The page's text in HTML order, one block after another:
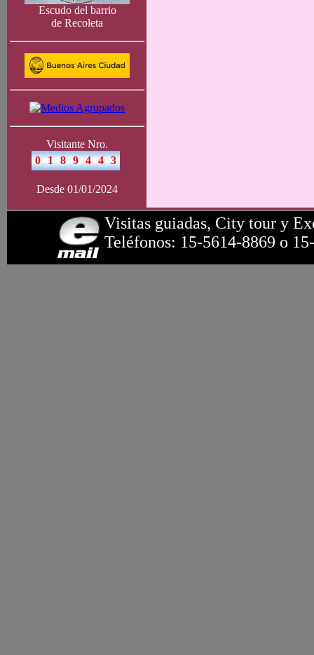
Escudo del barrio
de Recoleta
Visitante Nro.
Desde 01/01/2024
Visitas guiadas, City tour y
Teléfonos: 15-5614-8869 o